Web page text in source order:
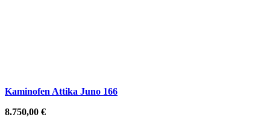
Kaminofen Attika Juno 166
8.750,00 €